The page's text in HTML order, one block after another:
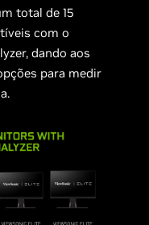
total de 15
com o
dando aos
para medir